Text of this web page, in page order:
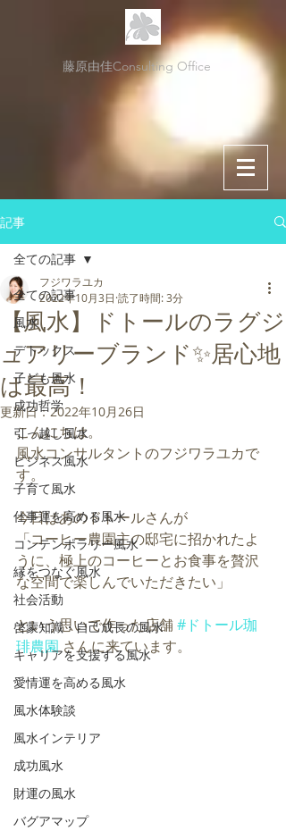
藤原由佳Consulting Office
記事
全ての記事
風水
デトックス
子ども風水
成功哲学
引っ越し風水
ビジネス風水
子育て風水
仕事運を高める風水
コンテンポラリー風水
縁をつなぐ風水
社会活動
啓蒙知識・自己成長の風水
キャリアを支援する風水
愛情運を高める風水
風水体験談
風水インテリア
成功風水
財運の風水
バグアマップ
全ての記事
【風水】ドトールのラグジ
ュアリーブランド✨居心地
は最高！
フジワラユカ
2022年10月3日 読了時間: 3分
更新日：2022年10月26日
こんにちは。
風水コンサルタントのフジワラユカで
す。
今日はあのドトールさんが
「コーヒー農園主の邸宅に招かれたよ
うに、極上のコーヒーとお食事を贅沢
な空間で楽しんでいただきたい」
という思いで作った店舗 #ドトール珈
琲農園 さんに来ています。